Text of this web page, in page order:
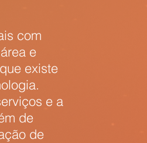
com
e
existe
e a
de
de